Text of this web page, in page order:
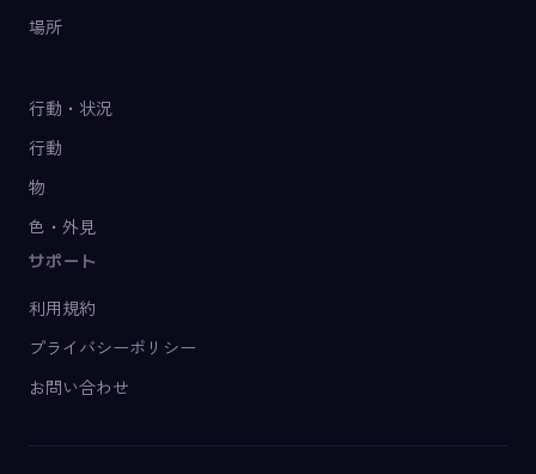
場所
行動・状況
行動
物
色・外見
サポート
利用規約
プライバシーポリシー
お問い合わせ